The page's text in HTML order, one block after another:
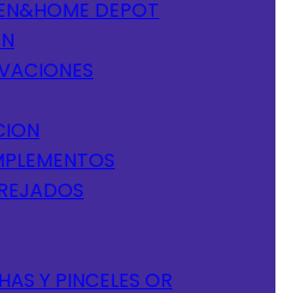
DEPOT
Y PINCELES OR